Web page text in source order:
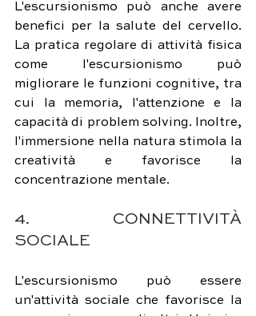
L'escursionismo può anche avere
benefici per la salute del cervello.
La pratica regolare di attività fisica
come l'escursionismo può
migliorare le funzioni cognitive, tra
cui la memoria, l'attenzione e la
capacità di problem solving. Inoltre,
l'immersione nella natura stimola la
creatività e favorisce la
concentrazione mentale.
4. CONNETTIVITÀ
SOCIALE
L'escursionismo può essere
un'attività sociale che favorisce la